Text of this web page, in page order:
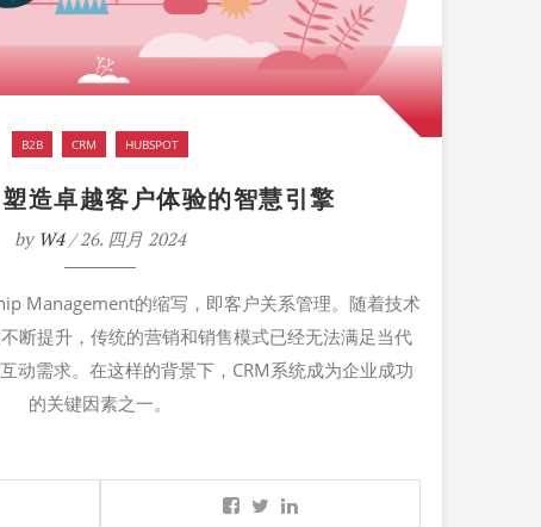
B2B CRM HUBSPOT
造卓越客户体验的智慧引擎
by W4/ 26. 四月 2024
Management的缩写，即客户关系管理。随着技术
断提升，传统的营销和销售模式已经无法满足当代
动需求。在这样的背景下，CRM系统成为企业成功
的关键因素之一。